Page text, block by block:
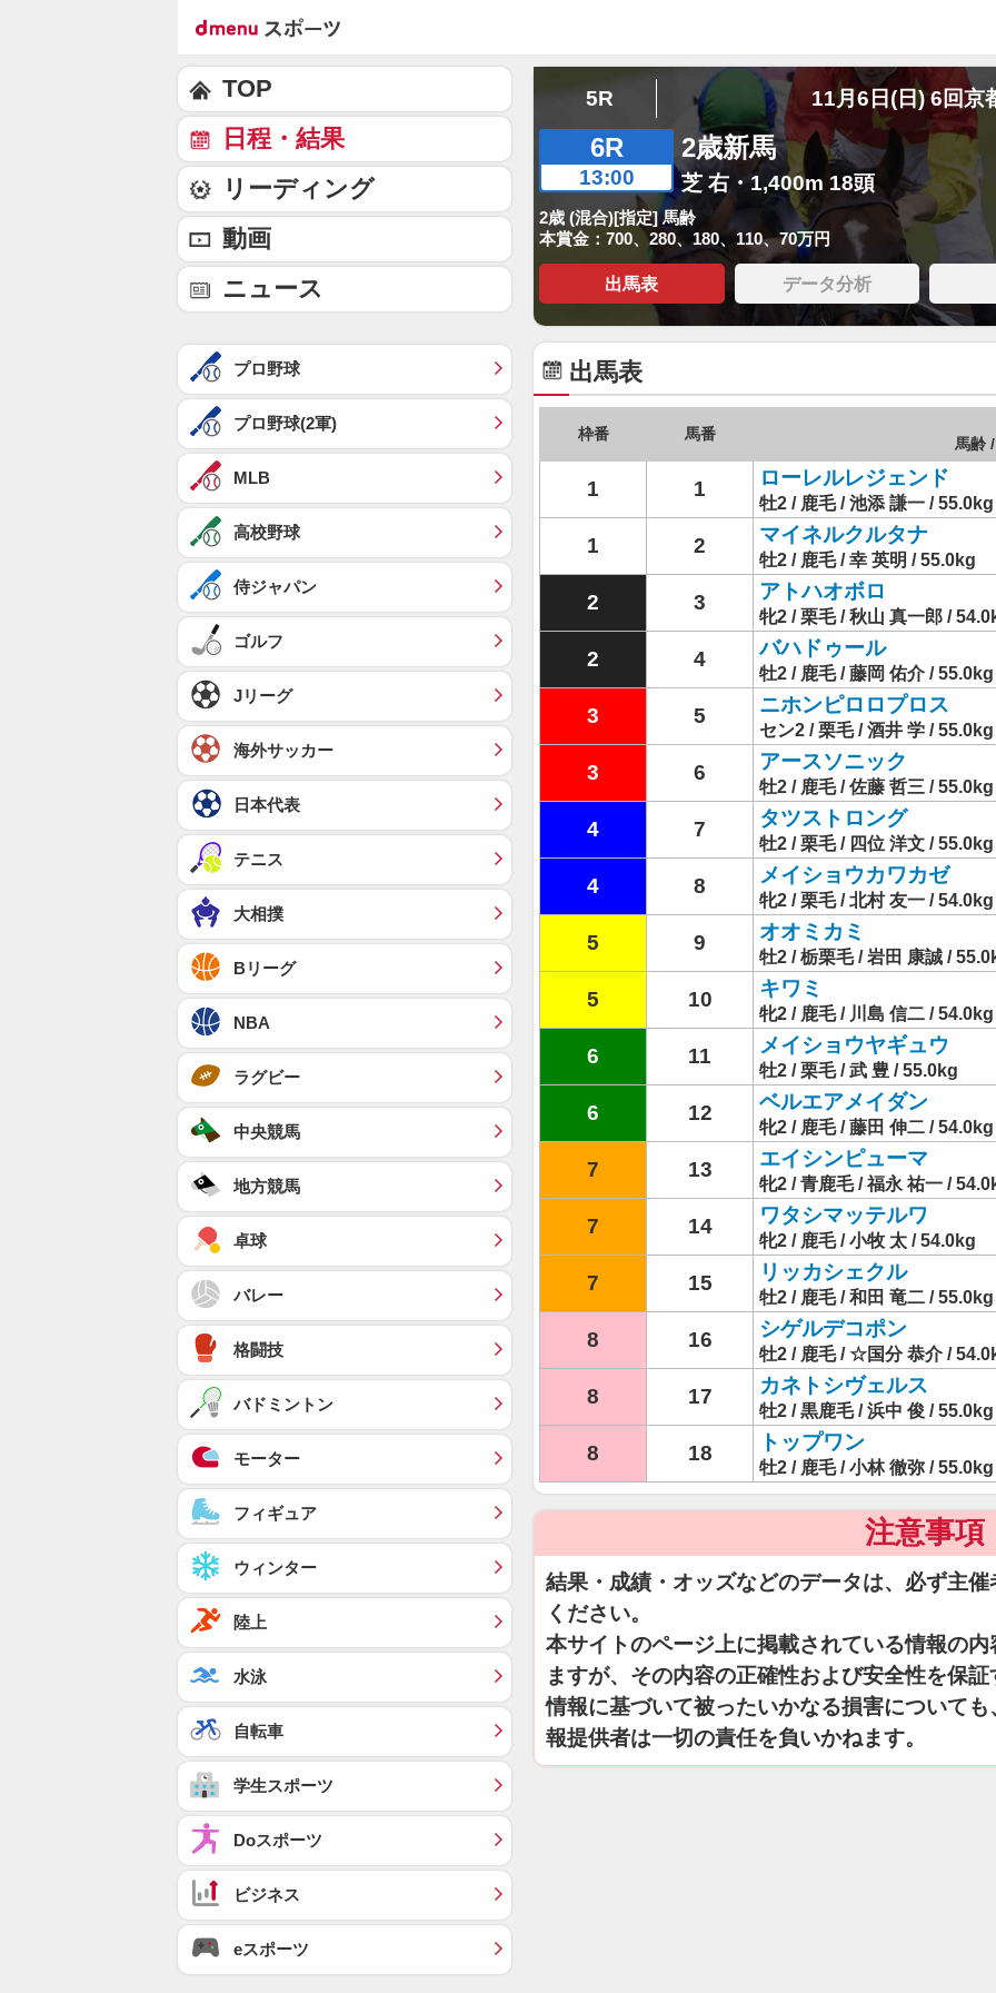
5R 11月6日(日) 6回京
6R
13:00
2歳新馬
芝 右・1,400m 18頭
2歳 (混合)[指定] 馬齢
本賞金：700、280、180、110、70万円
出馬表 データ分析
出馬表
枠番 馬番
馬齢
1 1 ローレルレジェンド
牡2 / 鹿毛 / 池添 謙一 / 55.0kg
1 2 マイネルクルタナ
牡2 / 鹿毛 / 幸 英明 / 55.0kg
2 3 アトハオボロ
牝2 / 栗毛 / 秋山 真一郎 /
2 4 バハドゥール
牡2 / 鹿毛 / 藤岡 佑介 / 55.0kg
3 5 ニホンピロロプロス
セン2 / 栗毛 / 酒井 学 / 55.0kg
3 6 アースソニック
牡2 / 鹿毛 / 佐藤 哲三 / 55.0kg
4 7 タツストロング
牡2 / 栗毛 / 四位 洋文 / 55.0kg
4 8 メイショウカワカゼ
牝2 / 栗毛 / 北村 友一 / 54.0kg
5 9 オオミカミ
牡2 / 栃栗毛 / 岩田 康誠 /
5 10 キワミ
牝2 / 鹿毛 / 川島 信二 / 54.0kg
6 11 メイショウヤギュウ
牡2 / 栗毛 / 武 豊 / 55.0kg
6 12 ベルエアメイダン
牝2 / 鹿毛 / 藤田 伸二 / 54.0kg
7 13 エイシンピューマ
牝2 / 青鹿毛 / 福永 祐一 /
7 14 ワタシマッテルワ
牝2 / 鹿毛 / 小牧 太 / 54.0kg
7 15 リッカシェクル
牡2 / 鹿毛 / 和田 竜二 / 55.0kg
8 16 シゲルデコポン
牡2 / 鹿毛 / ☆国分 恭介 /
8 17 カネトシヴェルス
牡2 / 黒鹿毛 / 浜中 俊 / 55.0kg
8 18 トップワン
牡2 / 鹿毛 / 小林 徹弥 / 55.0kg
注意事項
結果・成績・オッズなどのデータは、必ず主
ください。
本サイトのページ上に掲載されている情報の
ますが、その内容の正確性および安全性を保
情報に基づいて被ったいかなる損害について
報提供者は一切の責任を負いかねます。
TOP
日程・結果
リーディング
動画
ニュース
プロ野球
プロ野球(2軍)
MLB
高校野球
侍ジャパン
ゴルフ
Jリーグ
海外サッカー
日本代表
テニス
大相撲
Bリーグ
NBA
ラグビー
中央競馬
地方競馬
卓球
バレー
格闘技
バドミントン
モーター
フィギュア
ウィンター
陸上
水泳
自転車
学生スポーツ
Doスポーツ
ビジネス
eスポーツ